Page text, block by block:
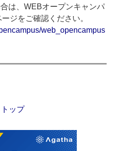
は、WEBオープンキャンパ
ジをご確認ください。
web_opencampus
ップ